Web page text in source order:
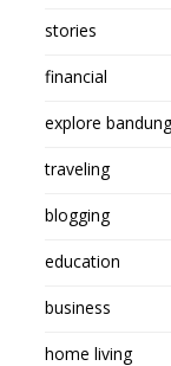
stories
financial
explore bandung
traveling
blogging
education
business
home living